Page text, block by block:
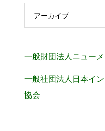
アーカイブ
一般財団法人ニュー
一般社団法人日本イ
協会